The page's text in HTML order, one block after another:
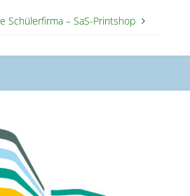
Schülerfirma – SaS-Printshop